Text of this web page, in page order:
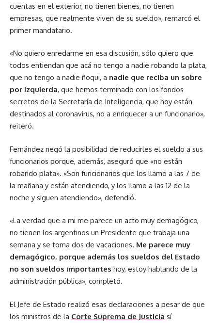
cuentas en el exterior, no tienen bienes, no tienen
empresas, que realmente viven de su sueldo», remarcó el
primer mandatario.
«No quiero enredarme en esa discusión, sólo quiero que
todos entiendan que acá no tengo a nadie robando la plata,
que no tengo a nadie ñoqui, a nadie que reciba un sobre
por izquierda, que hemos terminado con los fondos
secretos de la Secretaría de Inteligencia, que hoy están
destinados al coronavirus, no a enriquecer a un funcionario»,
reiteró.
Fernández negó la posibilidad de reducirles el sueldo a sus
funcionarios porque, además, aseguró que «no están
robando plata». «Son funcionarios que los llamo a las 7 de
la mañana y están atendiendo, y los llamo a las 12 de la
noche y siguen atendiendo», defendió.
«La verdad que a mi me parece un acto muy demagógico,
no tienen los argentinos un Presidente que trabaja una
semana y se toma dos de vacaciones. Me parece muy
demagógico, porque además los sueldos del Estado
no son sueldos importantes hoy, estoy hablando de la
administración pública», completó.
El Jefe de Estado realizó esas declaraciones a pesar de que
los ministros de la Corte Suprema de Justicia sí